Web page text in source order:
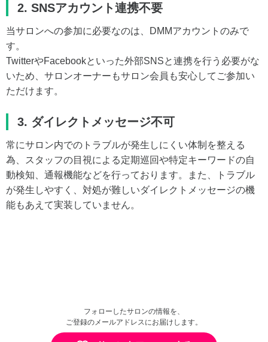
2. SNSアカウント連携不要
当サロンへの参加に必要なのは、DMMアカウントのみで
す。
TwitterやFacebookといった外部SNSと連携を行う必要がな
いため、サロンオーナーもサロン会員も安心してご参加い
ただけます。
3. ダイレクトメッセージ不可
常にサロン内でのトラブルが発生しにくい体制を整える
為、スタッフの目視による定期巡回や特定キーワードの自
動検知、通報機能などを行っております。また、トラブル
が発生しやすく、対処が難しいダイレクトメッセージの機
能もあえて実装していません。
フォローしたサロンの情報を、
ご登録のメールアドレスにお届けします。